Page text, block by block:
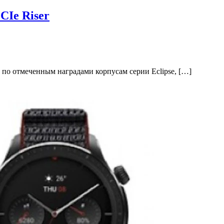
Riser
по отмеченным наградами корпусам серии Eclipse, […]